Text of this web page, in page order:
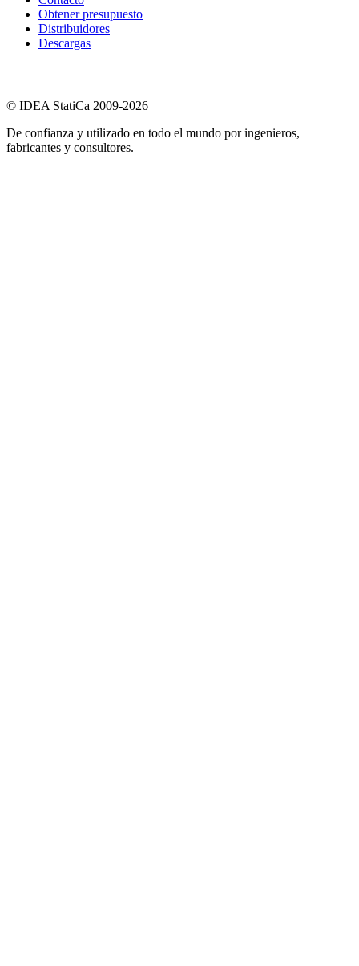
Obtener presupuesto
Distribuidores
Descargas
© IDEA StatiCa 2009-2026
De confianza y utilizado en todo el mundo por ingenieros,
fabricantes y consultores.